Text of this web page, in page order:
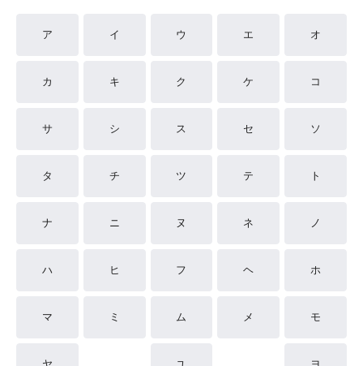
ア イ ウ エ オ
カ キ ク ケ コ
サ シ ス セ ソ
タ チ ツ テ ト
ナ ニ ヌ ネ ノ
ハ ヒ フ ヘ ホ
マ ミ ム メ モ